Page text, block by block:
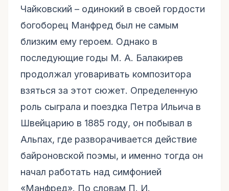
Чайковский – одинокий в своей гордости
богоборец Манфред был не самым
близким ему героем. Однако в
последующие годы М. А. Балакирев
продолжал уговаривать композитора
взяться за этот сюжет. Определенную
роль сыграла и поездка Петра Ильича в
Швейцарию в 1885 году, он побывал в
Альпах, где разворачивается действие
байроновской поэмы, и именно тогда он
начал работать над симфонией
«Манфред». По словам П. И.